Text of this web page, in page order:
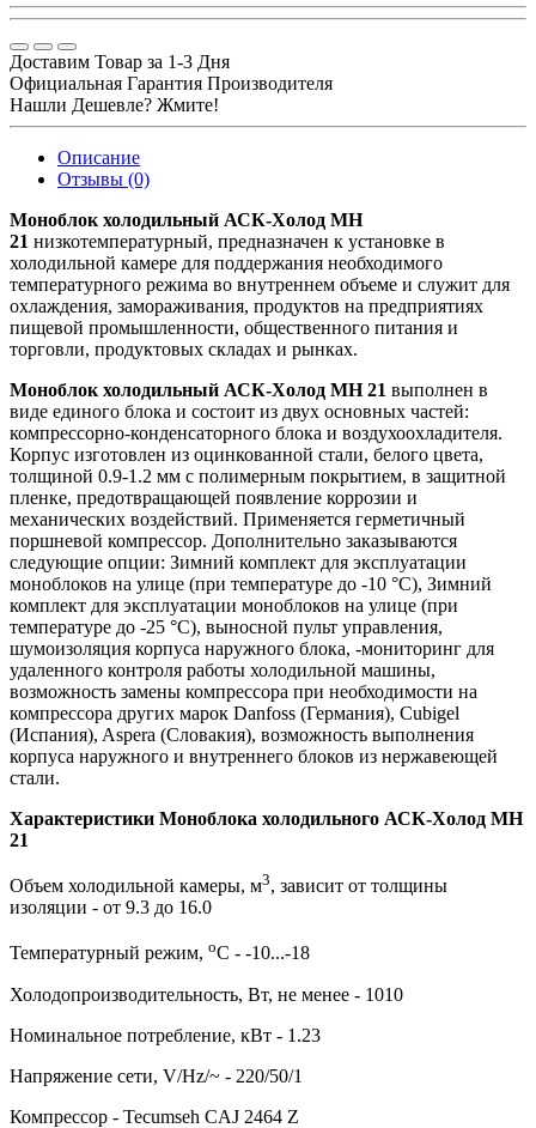
Доставим Товар за 1-3 Дня
Официальная Гарантия Производителя
Нашли Дешевле? Жмите!
Описание
Отзывы (0)
Моноблок холодильный АСК-Холод MH
21 низкотемпературный, предназначен к установке в
холодильной камере для поддержания необходимого
температурного режима во внутреннем объеме и служит для
охлаждения, замораживания, продуктов на предприятиях
пищевой промышленности, общественного питания и
торговли, продуктовых складах и рынках.
Моноблок холодильный АСК-Холод MH 21 выполнен в
виде единого блока и состоит из двух основных частей:
компрессорно-конденсаторного блока и воздухоохладителя.
Корпус изготовлен из оцинкованной стали, белого цвета,
толщиной 0.9-1.2 мм с полимерным покрытием, в защитной
пленке, предотвращающей появление коррозии и
механических воздействий. Применяется герметичный
поршневой компрессор. Дополнительно заказываются
следующие опции: Зимний комплект для эксплуатации
моноблоков на улице (при температуре до -10 °С), Зимний
комплект для эксплуатации моноблоков на улице (при
температуре до -25 °С), выносной пульт управления,
шумоизоляция корпуса наружного блока, -мониторинг для
удаленного контроля работы холодильной машины,
возможность замены компрессора при необходимости на
компрессора других марок Danfoss (Германия), Cubigel
(Испания), Aspera (Словакия), возможность выполнения
корпуса наружного и внутреннего блоков из нержавеющей
стали.
Характеристики Моноблока холодильного АСК-Холод MH
21
Объем холодильной камеры, м3, зависит от толщины
изоляции - от 9.3 до 16.0
Температурный режим, оС - -10...-18
Холодопроизводительность, Вт, не менее - 1010
Номинальное потребление, кВт - 1.23
Напряжение сети, V/Hz/~ - 220/50/1
Компрессор - Tecumseh CAJ 2464 Z